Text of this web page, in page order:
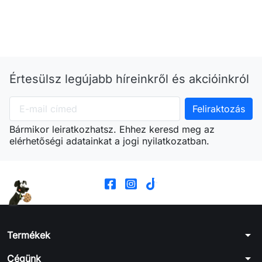
Értesülsz legújabb híreinkről és akcióinkról
Bármikor leiratkozhatsz. Ehhez keresd meg az
elérhetőségi adatainkat a jogi nyilatkozatban.
Termékek arrow_drop_down
Cégünk arrow_drop_down